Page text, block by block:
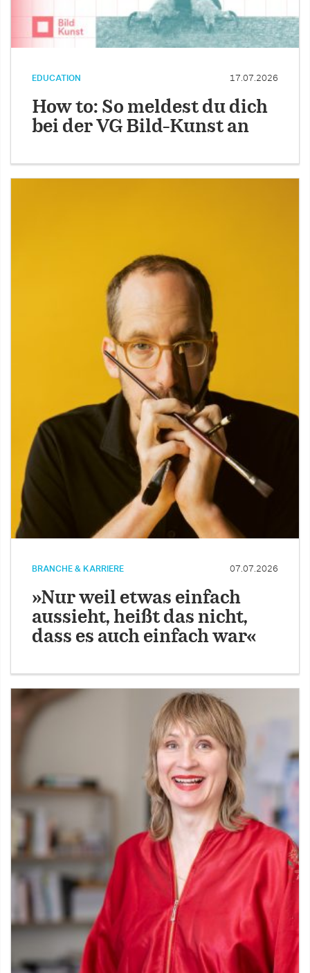
EDUCATION 17.07.2026
How to: So meldest du dich
bei der VG Bild-Kunst an
BRANCHE & KARRIERE 07.07.2026
»Nur weil etwas einfach
aussieht, heißt das nicht,
dass es auch einfach war«